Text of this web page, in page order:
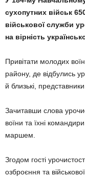
сухопутних військ
військової служби
на вірність
Привітати молодих
району, де відбулись
й близькі,
Зачитавши слова
воїни та їхні
маршем.
Згодом гості
озброєння та